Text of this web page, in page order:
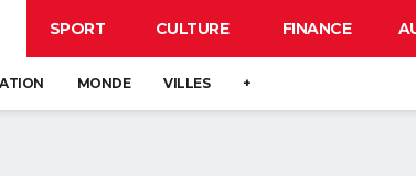
SPORT CULTURE FINANCE
MONDE VILLES +